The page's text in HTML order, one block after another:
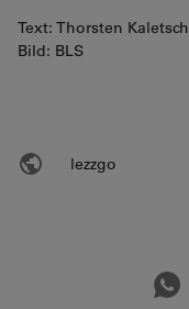
Text: Thorsten Kaletsch
Bild: BLS
lezzgo